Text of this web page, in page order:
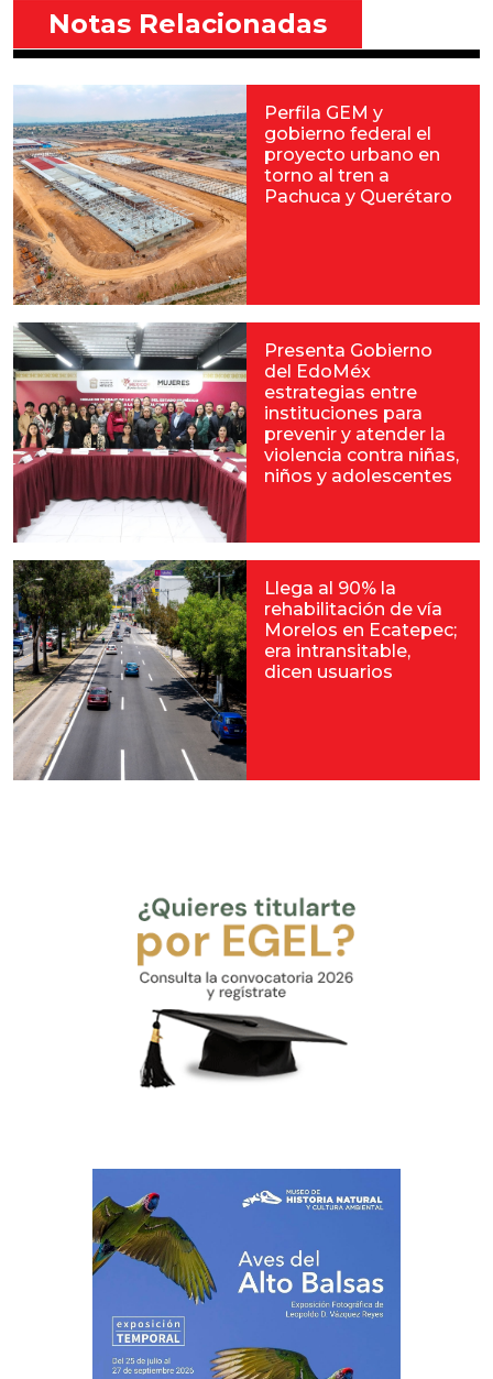
Notas Relacionadas
Perfila GEM y
gobierno federal el
proyecto urbano en
torno al tren a
Pachuca y Querétaro
Presenta Gobierno
del EdoMéx
estrategias entre
instituciones para
prevenir y atender la
violencia contra niñas,
niños y adolescentes
Llega al 90% la
rehabilitación de vía
Morelos en Ecatepec;
era intransitable,
dicen usuarios